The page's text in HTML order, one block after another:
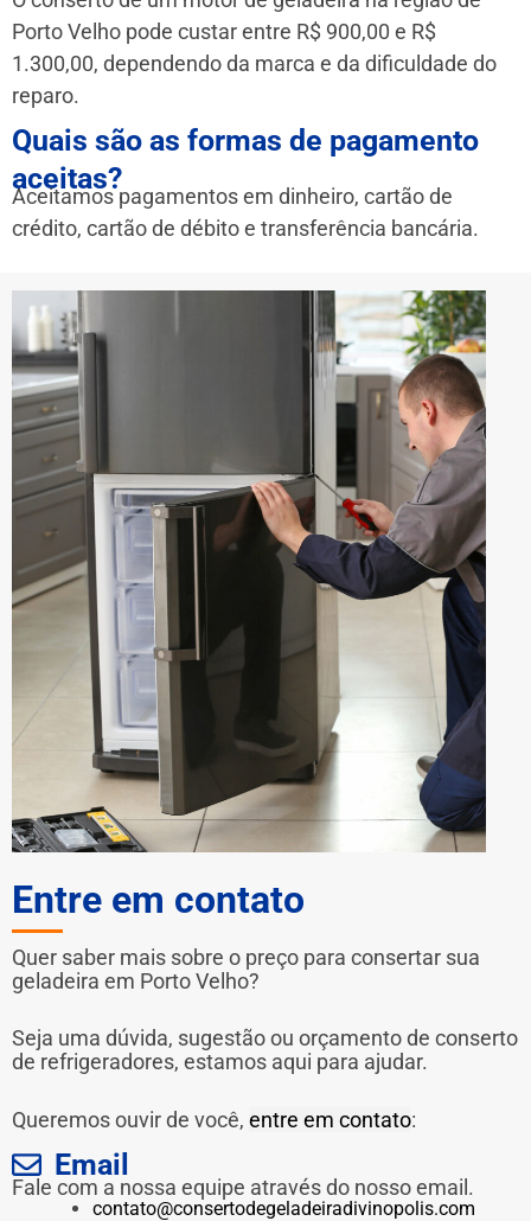
Porto Velho pode custar entre R$ 900,00 e R$
1.300,00, dependendo da marca e da dificuldade do
reparo.
Quais são as formas de pagamento
aceitas?
Aceitamos pagamentos em dinheiro, cartão de
crédito, cartão de débito e transferência bancária.
Entre em contato
Quer saber mais sobre o preço para consertar sua
geladeira em Porto Velho?
Seja uma dúvida, sugestão ou orçamento de conserto
de refrigeradores, estamos aqui para ajudar.
Queremos ouvir de você, entre em contato:
Email
Fale com a nossa equipe através do nosso email.
contato@consertodegeladeiradivinopolis.com